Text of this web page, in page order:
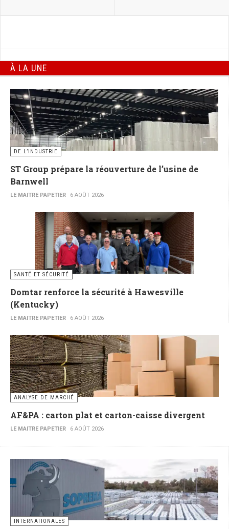
À LA UNE
DE L’INDUSTRIE
ST Group prépare la réouverture de l’usine de
Barnwell
LE MAITRE PAPETIER 6 AOÛT 2026
SANTÉ ET SÉCURITÉ
Domtar renforce la sécurité à Hawesville
(Kentucky)
LE MAITRE PAPETIER 6 AOÛT 2026
ANALYSE DE MARCHÉ
AF&PA : carton plat et carton-caisse divergent
LE MAITRE PAPETIER 6 AOÛT 2026
INTERNATIONALES